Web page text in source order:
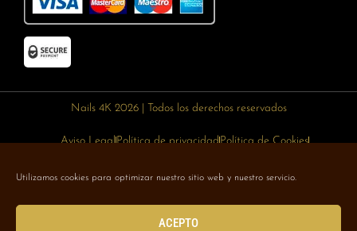
Utilizamos cookies para optimizar nuestro sitio web y nuestro servicio.
ACEPTO
Nails 4K 2026 | Todos los derechos reservados
Aviso LegalPolítica de privacidadPolítica de Cookies